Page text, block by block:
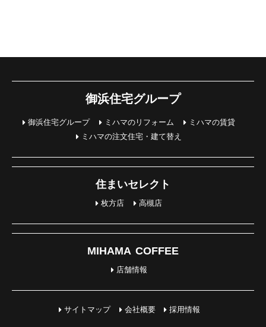
御浜住宅グループ
御浜住宅グループ ミハマのリフォーム
ミハマの賃貸
ミハマの注文住宅・建て替え
住まいセレクト
枚方店 高槻店
MIHAMA COFFEE
店舗情報
サイトマップ 会社概要 採用情報